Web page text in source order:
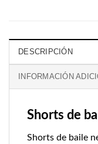
DESCRIPCIÓN
INFORMACIÓN
Shorts de
Shorts de baile